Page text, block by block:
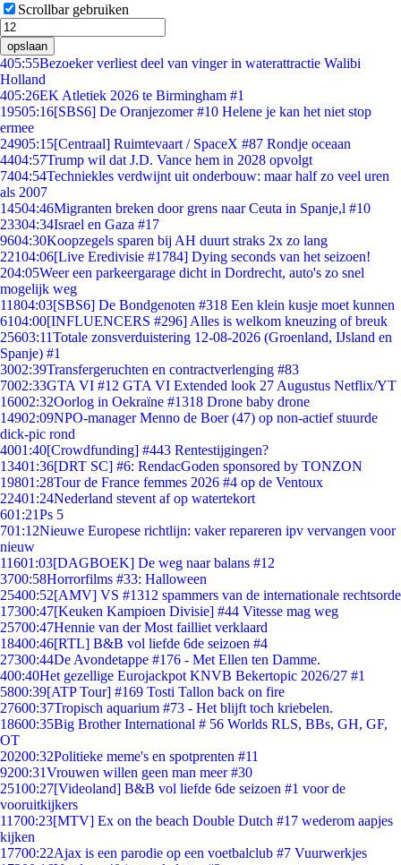
Scrollbar gebruiken
opslaan
405:55Bezoeker verliest deel van vinger in waterattractie Walibi
Holland
405:26EK Atletiek 2026 te Birmingham #1
19505:16[SBS6] De Oranjezomer #10 Helene je kan het niet stop
ermee
24905:15[Centraal] Ruimtevaart / SpaceX #87 Rondje oceaan
4404:57Trump wil dat J.D. Vance hem in 2028 opvolgt
7404:54Techniekles verdwijnt uit onderbouw: maar half zo veel uren
als 2007
14504:46Migranten breken door grens naar Ceuta in Spanje,l #10
23304:34Israel en Gaza #17
9604:30Koopzegels sparen bij AH duurt straks 2x zo lang
22104:06[Live Eredivisie #1784] Dying seconds van het seizoen!
204:05Weer een parkeergarage dicht in Dordrecht, auto's zo snel
mogelijk weg
11804:03[SBS6] De Bondgenoten #318 Een klein kusje moet kunnen
6104:00[INFLUENCERS #296] Alles is welkom kneuzing of breuk
25603:11Totale zonsverduistering 12-08-2026 (Groenland, IJsland en
Spanje) #1
3002:39Transfergeruchten en contractverlenging #83
7002:33GTA VI #12 GTA VI Extended look 27 Augustus Netflix/YT
16002:32Oorlog in Oekraïne #1318 Drone baby drone
14902:09NPO-manager Menno de Boer (47) op non-actief stuurde
dick-pic rond
4001:40[Crowdfunding] #443 Rentestijgingen?
13401:36[DRT SC] #6: RendacGoden sponsored by TONZON
19801:28Tour de France femmes 2026 #4 op de Ventoux
22401:24Nederland stevent af op watertekort
601:21Ps 5
701:12Nieuwe Europese richtlijn: vaker repareren ipv vervangen voor
nieuw
11601:03[DAGBOEK] De weg naar balans #12
3700:58Horrorfilms #33: Halloween
25400:52[AMV] VS #1312 spammers van de internationale rechtsorde
17300:47[Keuken Kampioen Divisie] #44 Vitesse mag weg
25700:47Hennie van der Most failliet verklaard
18400:46[RTL] B&B vol liefde 6de seizoen #4
27300:44De Avondetappe #176 - Met Ellen ten Damme.
400:40Het gezellige Eurojackpot KNVB Bekertopic 2026/27 #1
5800:39[ATP Tour] #169 Tosti Tallon back on fire
27600:37Tropisch aquarium #73 - Het blijft toch kriebelen.
18600:35Big Brother International # 56 Worlds RLS, BBs, GH, GF,
OT
20200:32Politieke meme's en spotprenten #11
9200:31Vrouwen willen geen man meer #30
25100:27[Videoland] B&B vol liefde 6de seizoen #1 voor de
vooruitkijkers
11700:23[MTV] Ex on the beach Double Dutch #17 wederom aapjes
kijken
17700:22Ajax is een parodie op een voetbalclub #7 Vuurwerkjes